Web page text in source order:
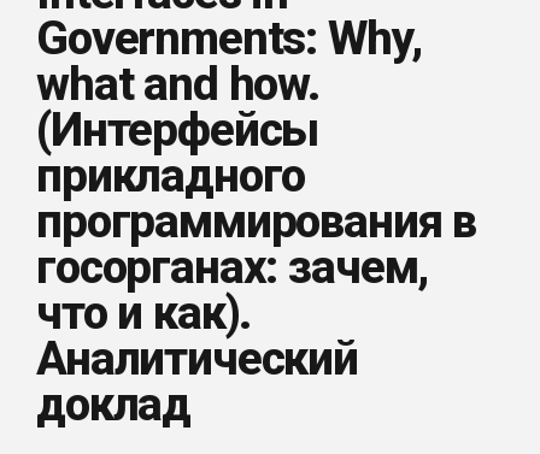
Governments: Why,
what and how.
(Интерфейсы
прикладного
программирования в
госорганах: зачем,
что и как).
Аналитический
доклад